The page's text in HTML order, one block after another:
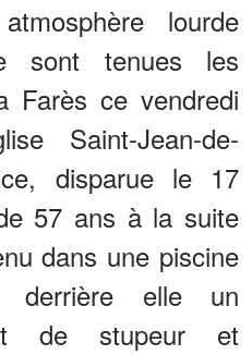
lourde
sont tenues les
Farès ce vendredi
Saint-Jean-de-
disparue le 17
57 ans à la suite
dans une piscine
derrière elle un
de stupeur et